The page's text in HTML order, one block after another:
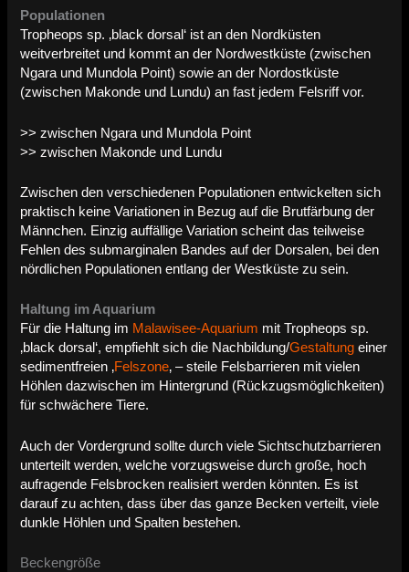
Populationen
Tropheops sp. ‚black dorsal‘ ist an den Nordküsten
weitverbreitet und kommt an der Nordwestküste (zwischen
Ngara und Mundola Point) sowie an der Nordostküste
(zwischen Makonde und Lundu) an fast jedem Felsriff vor.
>> zwischen Ngara und Mundola Point
>> zwischen Makonde und Lundu
Zwischen den verschiedenen Populationen entwickelten sich
praktisch keine Variationen in Bezug auf die Brutfärbung der
Männchen. Einzig auffällige Variation scheint das teilweise
Fehlen des submarginalen Bandes auf der Dorsalen, bei den
nördlichen Populationen entlang der Westküste zu sein.
Haltung im Aquarium
Für die Haltung im Malawisee-Aquarium mit Tropheops sp.
‚black dorsal‘, empfiehlt sich die Nachbildung/Gestaltung einer
sedimentfreien ‚Felszone‚ – steile Felsbarrieren mit vielen
Höhlen dazwischen im Hintergrund (Rückzugsmöglichkeiten)
für schwächere Tiere.
Auch der Vordergrund sollte durch viele Sichtschutzbarrieren
unterteilt werden, welche vorzugsweise durch große, hoch
aufragende Felsbrocken realisiert werden könnten. Es ist
darauf zu achten, dass über das ganze Becken verteilt, viele
dunkle Höhlen und Spalten bestehen.
Beckengröße